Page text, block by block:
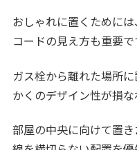
おしゃれに置くために
コードの見え方も重要で
ガス栓から離れた場所
かくのデザイン性が損な
部屋の中央に向けて置